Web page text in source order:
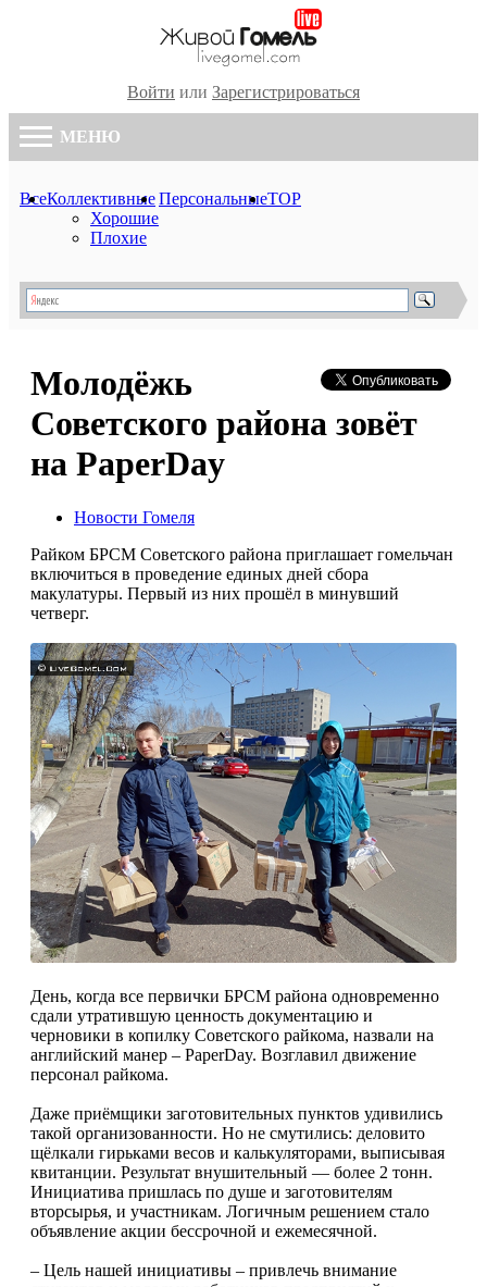
Войти или Зарегистрироваться
МЕНЮ
ВсеКоллективные
Хорошие
Плохие
ПерсональныеTOP
Молодёжь
Советского района зовёт
на PaperDay
Новости Гомеля
Райком БРСМ Советского района приглашает гомельчан
включиться в проведение единых дней сбора
макулатуры. Первый из них прошёл в минувший
четверг.
День, когда все первички БРСМ района одновременно
сдали утратившую ценность документацию и
черновики в копилку Советского райкома, назвали на
английский манер – PaperDay. Возглавил движение
персонал райкома.
Даже приёмщики заготовительных пунктов удивились
такой организованности. Но не смутились: деловито
щёлкали гирьками весов и калькуляторами, выписывая
квитанции. Результат внушительный — более 2 тонн.
Инициатива пришлась по душе и заготовителям
вторсырья, и участникам. Логичным решением стало
объявление акции бессрочной и ежемесячной.
– Цель нашей инициативы – привлечь внимание